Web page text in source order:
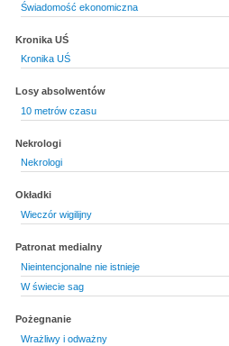
Świadomość ekonomiczna
Kronika UŚ
Kronika UŚ
Losy absolwentów
10 metrów czasu
Nekrologi
Nekrologi
Okładki
Wieczór wigilijny
Patronat medialny
Nieintencjonalne nie istnieje
W świecie sag
Pożegnanie
Wrażliwy i odważny